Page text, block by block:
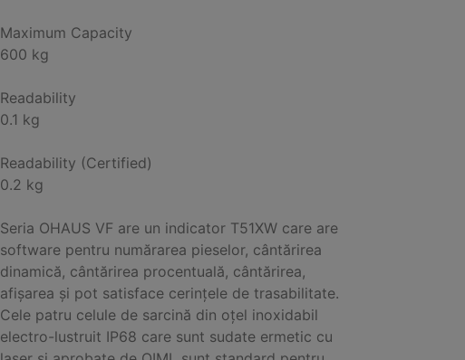
Maximum Capacity
600 kg
Readability
0.1 kg
Readability (Certified)
0.2 kg
Seria OHAUS VF are un indicator T51XW care are
software pentru numărarea pieselor, cântărirea
dinamică, cântărirea procentuală, cântărirea,
afișarea și pot satisface cerințele de trasabilitate.
Cele patru celule de sarcină din oțel inoxidabil
electro-lustruit IP68 care sunt sudate ermetic cu